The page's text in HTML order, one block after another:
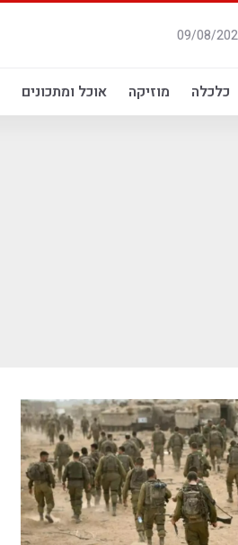
כלכלה מוזיקה אוכל ומתכונים